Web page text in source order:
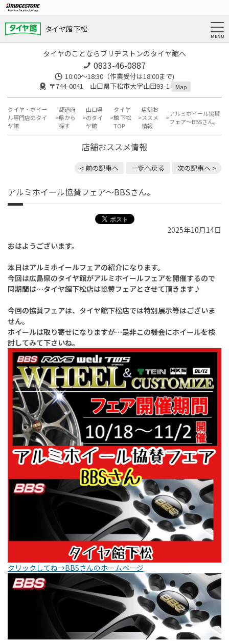
タイヤ館 下松
タイヤのことならブリヂストンのタイヤ館へ
0833-46-0887
10:00～18:30（作業受付は18:00まで)
〒744-0041 山口県下松市大字山田93-1
Map
タイヤ・ホイー
ル専門店のタイ
ヤ館
都道府
県から
探す
山口県
のタイ
ヤ館
タイヤ
館 下松
TOP
店舗お
ススメ
情報
アルミホイール協賛
フェア〜BBSさん。
店舗おススメ情報
< 前の記事へ 一覧へ戻る 次の記事へ >
アルミホイール協賛フェア〜BBSさん。
2025年10月14日
おはようございます。
本日はアルミホイールフェアの紹介になります。
今回は広島県のタイヤ館がアルミホイールフェアを開催するので
同期間は…タイヤ館下松店は協賛フェアとさせて頂きます♪
今回の協賛フェアは、タイヤ館下松店では特別展示等はございま
せん。
ホイールは取り寄せになりますが…是非この機会にホイールを検
討してみて下さいね。
クリックしてね→BBSさんのホームページ